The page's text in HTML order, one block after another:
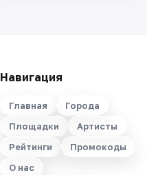
Навигация
Главная
Города
Площадки
Артисты
Рейтинги
Промокоды
О нас